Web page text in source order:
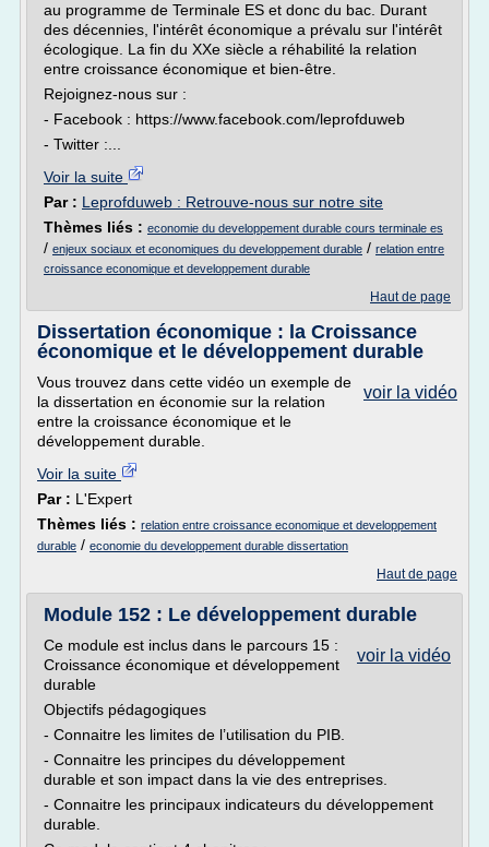
au programme de Terminale ES et donc du bac. Durant
des décennies, l'intérêt économique a prévalu sur l'intérêt
écologique. La fin du XXe siècle a réhabilité la relation
entre croissance économique et bien-être.
Rejoignez-nous sur :
- Facebook : https://www.facebook.com/leprofduweb
- Twitter :...
Voir la suite
Par : Leprofduweb : Retrouve-nous sur notre site
Thèmes liés : economie du developpement durable cours terminale es
/ enjeux sociaux et economiques du developpement durable / relation entre
croissance economique et developpement durable
Haut de page
Dissertation économique : la Croissance
économique et le développement durable
voir la vidéo
Vous trouvez dans cette vidéo un exemple de
la dissertation en économie sur la relation
entre la croissance économique et le
développement durable.
Voir la suite
Par : L'Expert
Thèmes liés : relation entre croissance economique et developpement
durable / economie du developpement durable dissertation
Haut de page
Module 152 : Le développement durable
voir la vidéo
Ce module est inclus dans le parcours 15 :
Croissance économique et développement
durable
Objectifs pédagogiques
- Connaitre les limites de l’utilisation du PIB.
- Connaitre les principes du développement
durable et son impact dans la vie des entreprises.
- Connaitre les principaux indicateurs du développement
durable.